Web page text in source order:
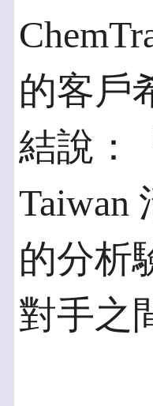
的客戶
結說：
Taiwan
的分析
對手之